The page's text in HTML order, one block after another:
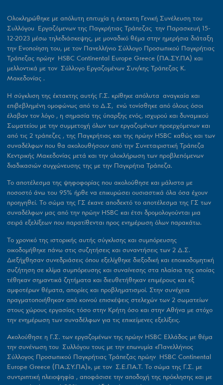
Ολοκληρώθηκε με απόλυτη επιτυχία η έκτακτη Γενική Συνέλευση του
Συλλόγου Εργαζόμενων της Παγκρήτιας Τράπεζας την Παρασκευή 15-
12-2023 μέσω τηλεδιάσκεψης, με μοναδικό θέμα στην ημερήσια διάταξη
την Ενοποίηση του, με τον Πανελλήνιο Σύλλογο Προσωπικού Παγκρήτιας
Τράπεζας πρώην HSBC Continental Europe Greece (ΠΑ.ΣΥ.ΠΑ) και
μελλοντικά με τον Σύλλογο Εργαζομένων Συν/κης Τράπεζας Κ.
Μακεδονίας .
Η σύγκλιση της έκτακτης αυτής Γ.Σ. κρίθηκε απόλυτα αναγκαία και
επιβεβλημένη ομοφώνως από το Δ.Σ, ενώ τονίσθηκε από όλους όσοι
έλαβαν τον λόγο , η σημασία της ύπαρξης ενός, ισχυρού και δυναμικού
Σωματείου με την συμμετοχή όλων των εργαζομένων προερχόμενων και
από τις 2 τράπεζες , της Παγκρήτιας και της πρώην HSBC καθώς και των
συναδέλφων που θα ακολουθήσουν από την Συνεταιριστική Τράπεζα
Κεντρικής Μακεδονίας μετά και την ολοκλήρωση των προβλεπόμενων
διαδικασιών συγχώνευσης της με την Παγκρήτια Τράπεζα.
Το αποτέλεσμα της ψηφοφορίας που ακολούθησε και μάλιστα με
ποσοστό άνω του 95% ήρθε να επικυρώσει ουσιαστικά όλα όσα έχουν
προηγηθεί. Το σώμα της ΓΣ έκανε αποδεκτό το αποτέλεσμα της ΓΣ των
συναδέλφων μας από την πρώην HSBC και έτσι δρομολογούνται μια
σειρά εξελίξεων που παρατίθενται προς ενημέρωση όλων παρακάτω.
Το χρονικό της ιστορικής αυτής σύγκλισης και συμπόρευσης
οικοδομήθηκε πάνω στις συζητήσεις και συναντήσεις των 2 Δ.Σ.
Διεξήχθησαν συνεδριάσεις όπου εξελίχθηκε διεξοδική και εποικοδομητική
συζήτηση σε κλίμα συμπόρευσης και συναίνεσης στα πλαίσια της οποίας
τέθηκαν σημαντικά ζητήματα και διευθετήθηκαν επιμέρους και εξ
αμφοτέρων θέματα, απορίες και προβληματισμοί. Στην συνέχεια
πραγματοποιήθηκαν από κοινού επισκέψεις στελεχών των 2 σωματείων
στους χώρους εργασίας τόσο στην Κρήτη όσο και στην Αθήνα με στόχο
την ενημέρωση των συναδέλφων για τις επικείμενες εξελίξεις.
Ακολούθησε η Γ.Σ. των εργαζομένων της πρώην HSBC Ελλάδος με θέμα
την συνένωση του Συλλόγου τους με την επωνυμία «Πανελλήνιος
Σύλλογος Προσωπικού Παγκρήτιας Τράπεζας πρώην HSBC Continental
Europe Greece (ΠΑ.ΣΥ.ΠΑ)», με τον Σ.Ε.ΠΑ.Τ. Το σώμα της Γ.Σ. με
συντριπτική πλειοψηφία , αποφάσισε την αποδοχή της πρόκλησης και με